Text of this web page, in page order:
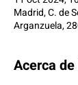
Madrid, C. de
Arganzuela,
Acerca